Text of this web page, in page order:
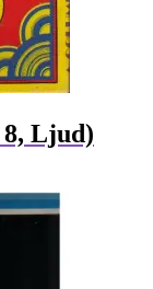
8, Ljud)